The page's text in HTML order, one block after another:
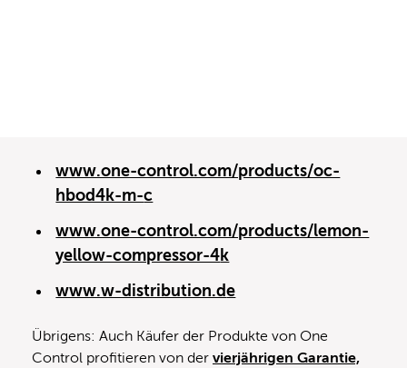
www.one-control.com/products/oc-
hbod4k-m-c
www.one-control.com/products/lemon-
yellow-compressor-4k
www.w-distribution.de
Übrigens: Auch Käufer der Produkte von One
Control profitieren von der vierjährigen Garantie,